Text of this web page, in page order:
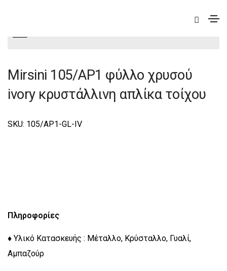
Mirsini Φωτιστικά Τοίχου-Απλίκες
Mirsini 105/AP1 φύλλο χρυσού
ivory κρυστάλλινη απλίκα τοίχου
SKU: 105/AP1-GL-IV
Πληροφορίες
♦ Υλικό Κατασκευής : Μέταλλο, Κρύσταλλο, Γυαλί,
Αμπαζούρ